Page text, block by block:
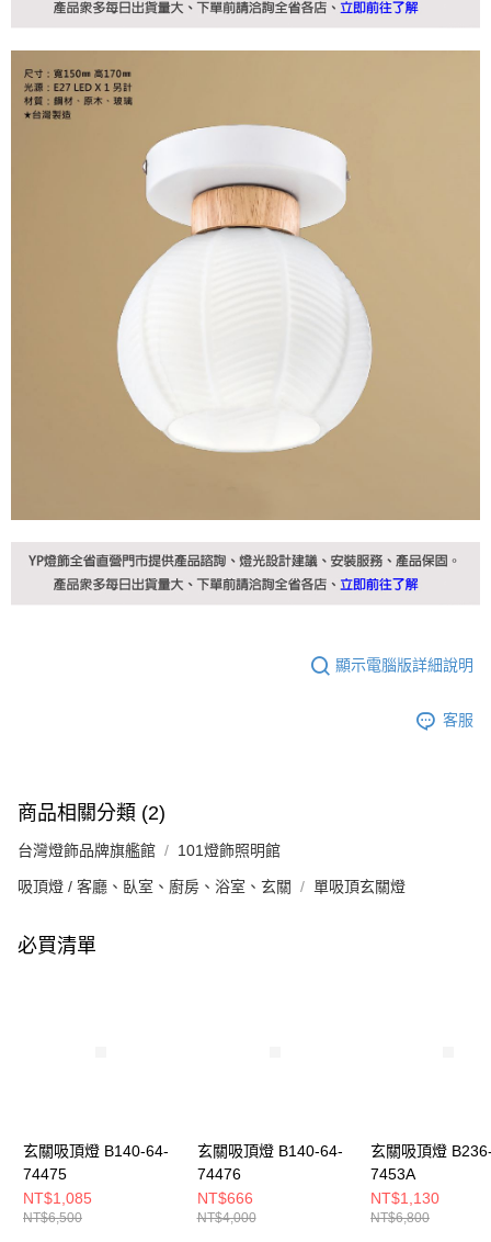
顯示電腦版詳細說明
客服
商品相關分類 (2)
台灣燈飾品牌旗艦館 101燈飾照明館
吸頂燈 / 客廳、臥室、廚房、浴室、玄關 單吸頂玄關燈
必買清單
玄關吸頂燈 B140-64-
74475
NT$1,085
NT$6,500
玄關吸頂燈 B140-64-
74476
NT$666
NT$4,000
玄關吸頂燈
7453A
NT$1,130
NT$6,800